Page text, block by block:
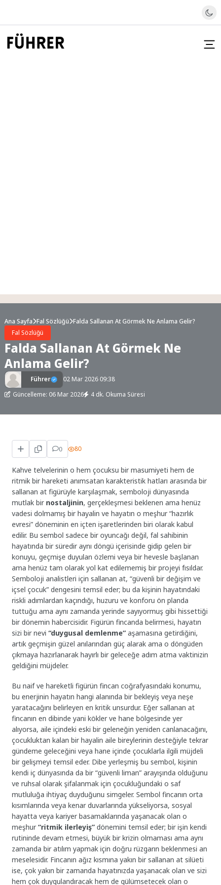
Ana Sayfa Fal Sözlüğü Falda Sallanan At Görmek Ne Anlama Gelir?
Fal Sözlüğü
Falda Sallanan At Görmek Ne
Anlama Gelir?
Führer
02 Mar 2026 09:38
Güncelleme: 06 Mar 2026
4 dk. Okuma Süresi
0 80
Kahve telvelerinin o hem çocuksu bir masumiyeti hem de
ritmik bir hareketi anımsatan karakteristik hatları arasında bir
sallanan at figürüyle karşılaşmak, semboloji dünyasında
mutlak bir nostaljinin, gerçekleşmesi beklenen ama henüz
vadesi dolmamış bir hayalin ve hayatın o meşhur “hazırlık
evresi” döneminin en içten işaretlerinden biri olarak kabul
edilir. Bu sembol sadece bir oyuncağı değil, fal sahibinin
hayatında bir süredir aynı döngü içerisinde gidip gelen bir
konuyu, geçmişe duyulan özlemi veya bir hevesle başlanan
ama henüz tam olarak yol kat edilememiş bir projeyi fısıldar.
Semboloji analistleri için sallanan at, “güvenli bir değişim ve
içsel çocuk” dengesini temsil eder; bu da kişinin hayatındaki
riskli adımlardan kaçındığı, huzuru ve konforu ön planda
tuttuğu ama aynı zamanda yerinde sayıyormuş gibi hissettiği
bir dönemin habercisidir. Figürün fincanda belirmesi, hayatın
sizi bir nevi“duygusal demlenme” aşamasına getirdiğini,
artık geçmişin güzel anılarından güç alarak ama o döngüden
çıkmaya hazırlanarak hayırlı bir geleceğe adım atma vaktinizin
geldiğini müjdeler.
Bu naif ve hareketli figürün fincan coğrafyasındaki konumu,
bu enerjinin hayatın hangi alanında bir bekleyiş veya neşe
yaratacağını belirleyen en kritik unsurdur. Eğer sallanan at
fincanın en dibinde yani kökler ve hane bölgesinde yer
alıyorsa, aile içindeki eski bir geleneğin yeniden canlanacağını,
çocukluktan kalan bir hayalin aile bireylerinin desteğiyle tekrar
gündeme geleceğini veya hane içinde çocuklarla ilgili müjdeli
bir gelişmeyi temsil eder. Dibe yerleşmiş bu sembol, kişinin
kendi iç dünyasında da bir “güvenli liman” arayışında olduğunu
ve ruhsal olarak şifalanmak için çocukluğundaki o saf
mutluluğa ihtiyaç duyduğunu simgeler. Sembol fincanın orta
kısımlarında veya kenar duvarlarında yükseliyorsa, sosyal
hayatta veya kariyer basamaklarında yaşanacak olan o
meşhur“ritmik ilerleyiş” dönemini temsil eder; bir işin kendi
rutininde devam etmesi, büyük bir krizin olmaması ama aynı
zamanda bir atılım yapmak için doğru rüzgarın beklenmesi an
meselesidir. Fincanın ağız kısmına yakın bir sallanan at silüeti
ise, çok yakın bir zamanda hayatınızda yaşanacak olan ve sizi
hem çok duygulandıracak hem de gülümsetecek olan o